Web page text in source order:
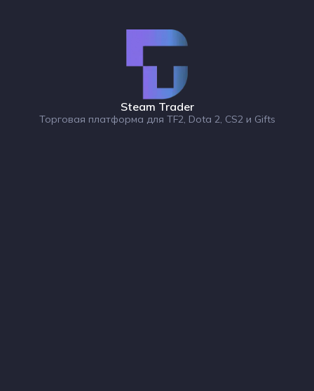
Steam Trader
Торговая платформа для TF2, Dota 2, CS2 и Gifts